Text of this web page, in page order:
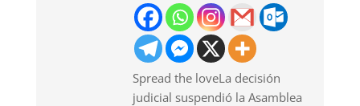
Spread the loveLa decisión
judicial suspendió la Asamblea